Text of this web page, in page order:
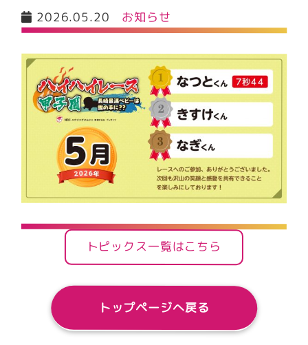
2026.05.20 お知らせ
トピックス一覧はこちら
トップページへ戻る